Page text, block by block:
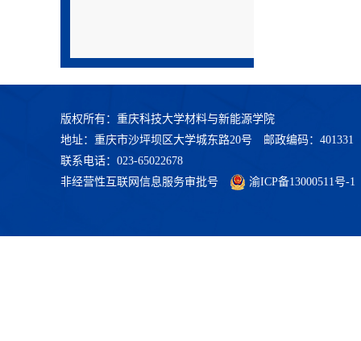
版权所有：重庆科技大学材料与新能源学院
地址：重庆市沙坪坝区大学城东路20号 邮政编码：401331
联系电话：023-65022678
非经营性互联网信息服务审批号
渝ICP备13000511号-1